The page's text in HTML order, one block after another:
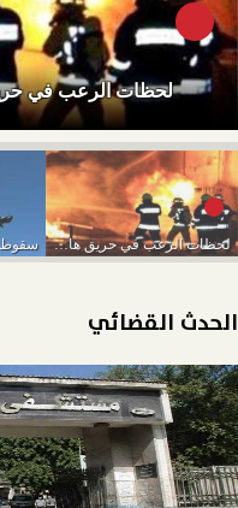
لحظات الرعب في
لحظات الرعب في حريق هائل داخل مول بالشيخ...
الحدث القضائي